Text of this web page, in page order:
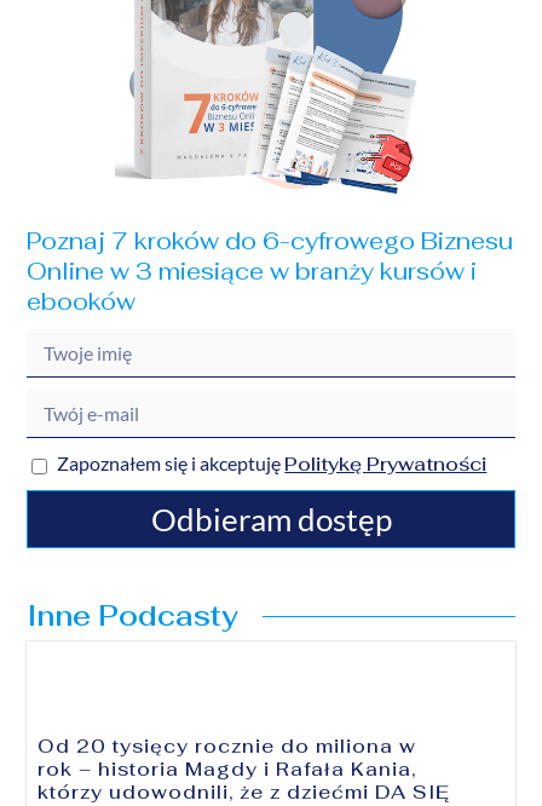
Poznaj 7 kroków do 6-cyfrowego Biznesu
Online w 3 miesiące w branży kursów i
ebooków
Zapoznałem się i akceptuję Politykę Prywatności
Odbieram dostęp
Inne Podcasty
Od 20 tysięcy rocznie do miliona w
rok – historia Magdy i Rafała Kania,
którzy udowodnili, że z dziećmi DA SIĘ